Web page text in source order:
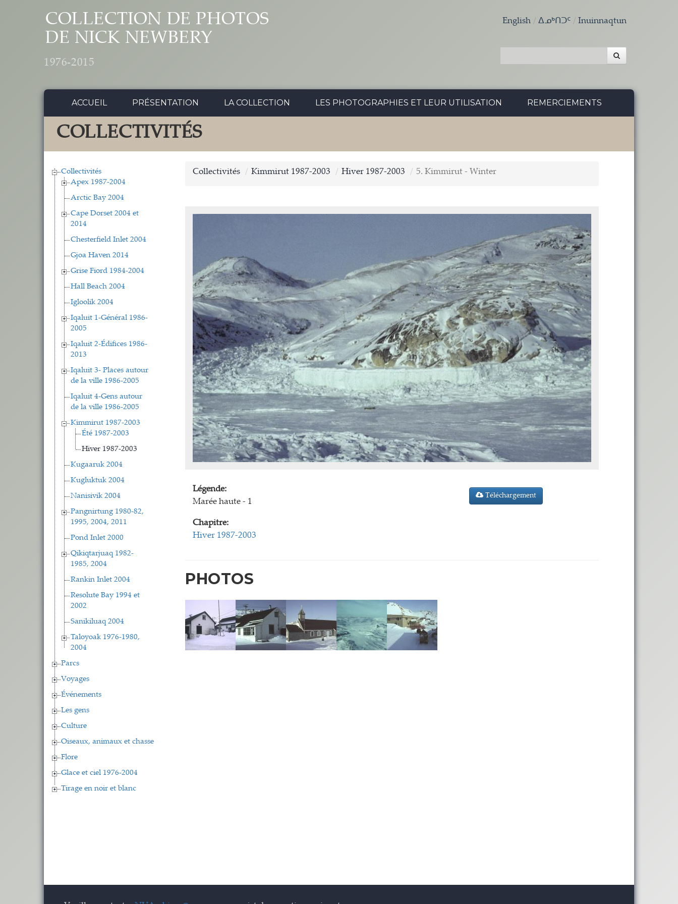
COLLECTION DE PHOTOS
DE NICK NEWBERY
1976-2015
English ᐃᓄᒃᑎᑐᑦ Inuinnaqtun
ACCUEIL PRÉSENTATION LA COLLECTION LES PHOTOGRAPHIES ET LEUR UTILISATION REMERCIEMENTS
COLLECTIVITÉS
Collectivités
Apex 1987-2004
Arctic Bay 2004
Cape Dorset 2004 et
2014
Chesterfield Inlet 2004
Gjoa Haven 2014
Grise Fiord 1984-2004
Hall Beach 2004
Igloolik 2004
Iqaluit 1-Général 1986-
2005
Iqaluit 2-Édifices 1986-
2013
Iqaluit 3- Places autour
de la ville 1986-2005
Iqaluit 4-Gens autour
de la ville 1986-2005
Kimmirut 1987-2003
Été 1987-2003
Hiver 1987-2003
Kugaaruk 2004
Kugluktuk 2004
Nanisivik 2004
Pangnirtung 1980-82,
1995, 2004, 2011
Pond Inlet 2000
Qikiqtarjuaq 1982-
1985, 2004
Rankin Inlet 2004
Resolute Bay 1994 et
2002
Sanikiluaq 2004
Taloyoak 1976-1980,
2004
Parcs
Voyages
Événements
Les gens
Culture
Oiseaux, animaux et chasse
Flore
Glace et ciel 1976-2004
Tirage en noir et blanc
Collectivités Kimmirut 1987-2003 Hiver 1987-2003 5. Kimmirut - Winter
Légende:
Marée haute - 1
Chapitre:
Hiver 1987-2003
Téléchargement
PHOTOS